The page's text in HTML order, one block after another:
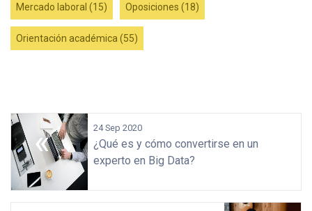
Mercado laboral (15) Oposiciones (18)
Orientación académica (55)
« 24 Sep 2020
¿Qué es y cómo convertirse en un
experto en Big Data?